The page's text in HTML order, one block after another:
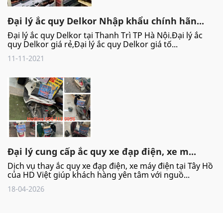
Đại lý ắc quy Delkor Nhập khẩu chính hãn...
Đại lý ắc quy Delkor tại Thanh Trì TP Hà Nội.Đại lý ắc
quy Delkor giá rẻ,Đại lý ắc quy Delkor giá tố...
11-11-2021
Đại lý cung cấp ắc quy xe đạp điện, xe m...
Dịch vụ thay ắc quy xe đạp điện, xe máy điện tại Tây Hồ
của HD Việt giúp khách hàng yên tâm với nguồ...
18-04-2026